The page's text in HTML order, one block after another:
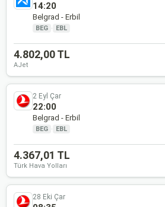
14:20
Belgrad - Erbil
BEG · EBL
4.802,00 TL
AJet
2 Eyl Çar
22:00
Belgrad - Erbil
BEG · EBL
4.367,01 TL
Türk Hava Yolları
28 Eki Çar